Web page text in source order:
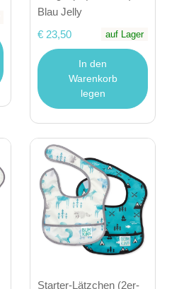
Blau Jelly
€ 23,50
auf Lager
In den
Warenkorb
legen
Starter-Lätzchen (2er-